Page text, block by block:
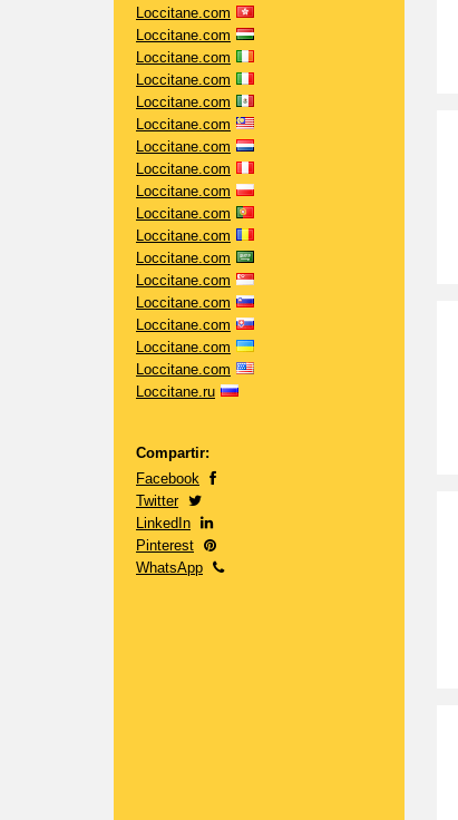
Loccitane.com
Loccitane.com
Loccitane.com
Loccitane.com
Loccitane.com
Loccitane.com
Loccitane.com
Loccitane.com
Loccitane.com
Loccitane.com
Loccitane.com
Loccitane.com
Loccitane.com
Loccitane.com
Loccitane.com
Loccitane.com
Loccitane.com
Loccitane.ru
Compartir:
Facebook
Twitter
LinkedIn
Pinterest
WhatsApp